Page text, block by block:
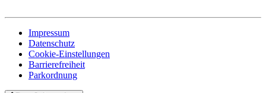
Impressum
Datenschutz
Cookie-Einstellungen
Barrierefreiheit
Parkordnung